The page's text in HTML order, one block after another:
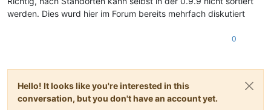
werden. Dies wurd hier im Forum bereits mehrfach diskutiert
0
Hello! It looks like you're interested in this
conversation, but you don't have an account yet.